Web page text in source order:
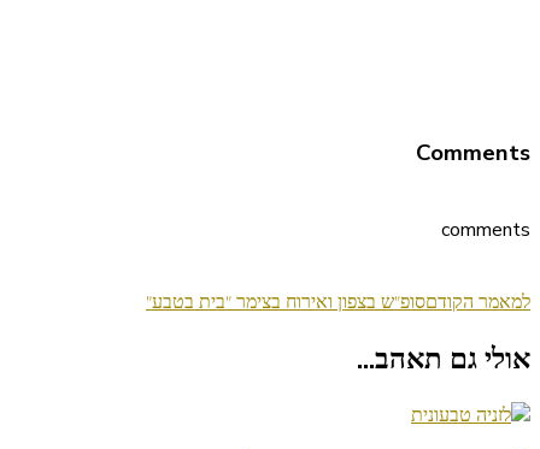
Comments
comments
ניווט
בפוסטים
למאמר הקודםסופ"ש בצפון ואירוח בצימר "בית בטבע"
אולי גם תאהב...